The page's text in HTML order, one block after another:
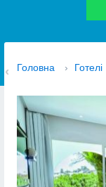
Головна › Готелі